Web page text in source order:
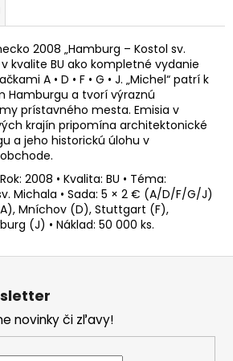
2008 „Hamburg – Kostol sv.
kvalite BU ako kompletné vydanie
A • D • F • G • J. „Michel“ patrí k
Hamburgu a tvorí výraznú
prístavného mesta. Emisia v
krajín pripomína architektonické
a jeho historickú úlohu v
2008 • Kvalita: BU • Téma:
Michala • Sada: 5 × 2 € (A/D/F/G/J)
Mníchov (D), Stuttgart (F),
(J) • Náklad: 50 000 ks.
novinky či zľavy!